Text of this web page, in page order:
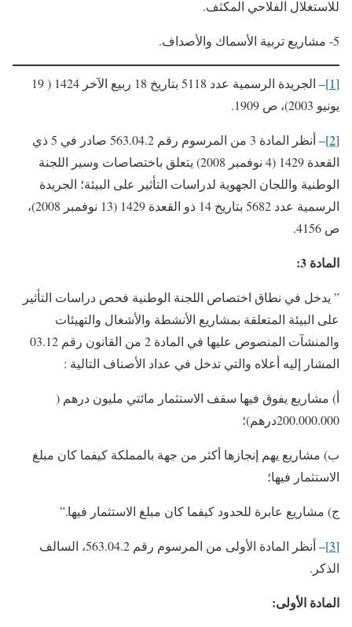
للاستغلال الفلاحي المكثف.
5- مشاريع تربية الأسماك والأصداف.
[1]
– الجريدة الرسمية عدد 5118 بتاريخ 18 ربيع الآخر 1424 ( 19
يونيو 2003)، ص 1909.
[2]
– أنظر المادة 3 من المرسوم رقم 563.04.2 صادر في 5 ذي
القعدة 1429 (4 نوفمبر 2008) يتعلق باختصاصات وسير اللجنة
الوطنية واللجان الجهوية لدراسات التأثير على البيئة؛ الجريدة
الرسمية عدد 5682 بتاريخ 14 ذو القعدة 1429 (13 نوفمبر 2008)،
ص 4156.
المادة 3:
” يدخل في نطاق اختصاص اللجنة الوطنية فحص دراسات التأثير
على البيئة المتعلقة بمشاريع الأنشطة والأشغال والتهيئات
والمنشآت المنصوص عليها في المادة 2 من القانون رقم 03.12
المشار إليه أعلاه والتي تدخل في عداد الأصناف التالية :
‌أ) مشاريع يفوق فيها سقف الاستثمار مائتي مليون درهم (
200.000.000درهم)؛
‌ب) مشاريع يهم إنجازها أكثر من جهة بالمملكة كيفما كان مبلغ
الاستثمار فيها؛
‌ج) مشاريع عابرة للحدود كيفما كان مبلغ الاستثمار فيها.”
[3]
– أنظر المادة الأولى من المرسوم رقم 563.04.2، السالف
الذكر.
المادة الأولى: